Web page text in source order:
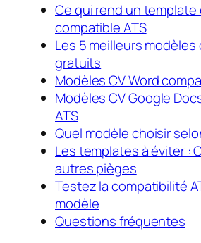
Ce qui rend un template
compatible ATS
Les 5 meilleurs modèles
gratuits
Modèles CV Word
Modèles CV Google
ATS
Quel modèle choisir
Les templates à éviter :
autres pièges
Testez la compatibilité
modèle
Questions fréquentes